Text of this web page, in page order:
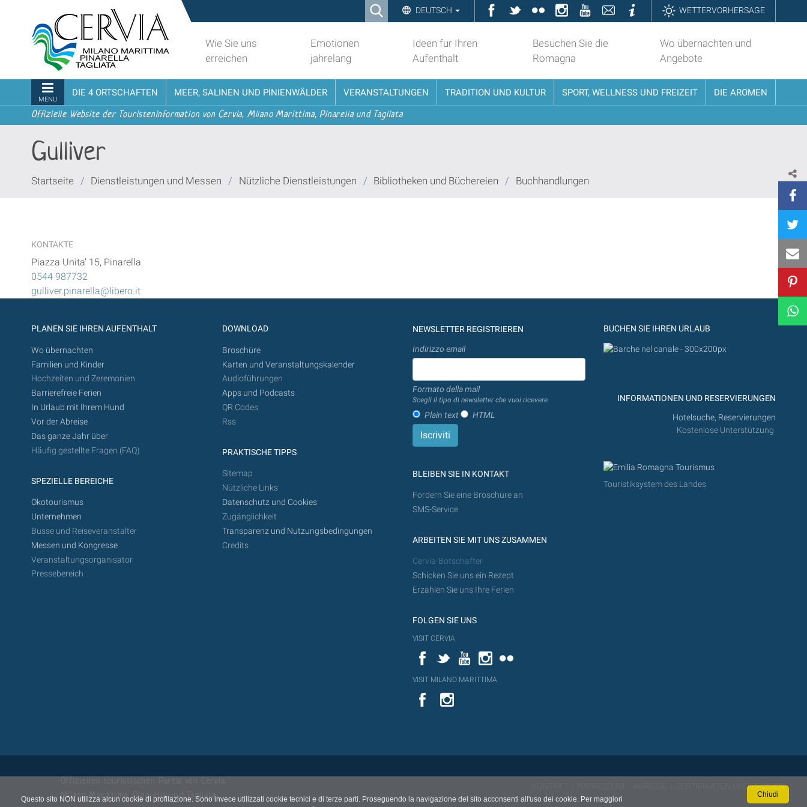
Questo sito NON utilizza alcun cookie di profilazione. Sono invece utilizzati cookie tecnici e di terze parti. Proseguendo la navigazione del sito acconsenti all'uso dei cookie. Per maggiori
Chiudi
zur
Navigation
Ricerca DEUTSCH Facebook
TwitterFlickrInstagramYouTubeContattiInformazioniWETTERVORHERSAGE
turistico
ufficiale
Cervia,
Milano
Marittima,
Pinarella,
Tagliata
Wie Sie uns
erreichen
Emotionen
jahrelang
Ideen fur Ihren
Aufenthalt
Besuchen Sie die
Romagna
Wo übernachten und
Angebote
MENU
DIE 4 ORTSCHAFTEN MEER, SALINEN UND PINIENWÄLDER VERANSTALTUNGEN TRADITION UND KULTUR SPORT, WELLNESS UND FREIZEIT DIE AROMEN
Offizielle Website der Touristeninformation von Cervia, Milano Marittima, Pinarella und Tagliata
Gulliver
Sie
Startseite / Dienstleistungen und Messen / Nützliche Dienstleistungen / Bibliotheken und Büchereien / Buchhandlungen
KONTAKTE
Piazza Unita' 15, Pinarella
0544 987732
gulliver.pinarella@libero.it
PLANEN SIE IHREN AUFENTHALT
Wo übernachten
Familien und Kinder
Hochzeiten und Zeremonien
Barrierefreie Ferien
In Urlaub mit Ihrem Hund
Vor der Abreise
Das ganze Jahr über
Häufig gestellte Fragen (FAQ)
SPEZIELLE BEREICHE
Ökotourismus
Unternehmen
Busse und Reiseveranstalter
Messen und Kongresse
Veranstaltungsorganisator
Pressebereich
DOWNLOAD
Broschüre
Karten und Veranstaltungskalender
Audioführungen
Apps und Podcasts
QR Codes
Rss
PRAKTISCHE TIPPS
Sitemap
Nützliche Links
Datenschutz und Cookies
Zugänglichkeit
Transparenz und Nutzungsbedingungen
Credits
NEWSLETTER REGISTRIEREN
Indirizzo email
Formato della mail
Scegli il tipo di newsletter che vuoi ricevere.
Plain text HTML
BLEIBEN SIE IN KONTAKT
Fordern Sie eine Broschüre an
SMS-Service
ARBEITEN SIE MIT UNS ZUSAMMEN
Cervia-Botschafter
Schicken Sie uns ein Rezept
Erzählen Sie uns Ihre Ferien
FOLGEN SIE UNS
VISIT CERVIA
FacebookTwitterYouTubeInstagram
VISIT MILANO MARITTIMA
YouTube
BUCHEN SIE IHREN URLAUB
INFORMATIONEN UND RESERVIERUNGEN
Hotelsuche, Reservierungen
Kostenlose Unterstützung
Touristiksystem des Landes
Milano Marittima, Pinarella und Tagliata
ZERTIFIKATEN UND PREISEN